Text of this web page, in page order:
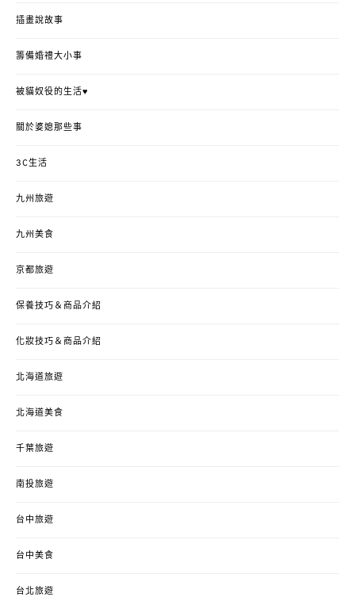
插畫說故事
籌備婚禮大小事
被貓奴役的生活♥
關於婆媳那些事
3C生活
九州旅遊
九州美食
京都旅遊
保養技巧＆商品介紹
化妝技巧＆商品介紹
北海道旅遊
北海道美食
千葉旅遊
南投旅遊
台中旅遊
台中美食
台北旅遊